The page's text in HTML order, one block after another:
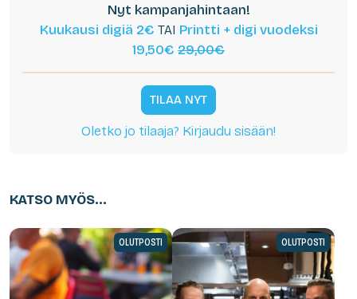
Nyt kampanjahintaan!
Kuukausi digiä 2€ TAI Printti + digi vuodeksi
19,50€ 29,00€
TILAA NYT
Oletko jo tilaaja? Kirjaudu sisään!
KATSO MYÖS...
OLUTPOSTI OLUTPOSTI